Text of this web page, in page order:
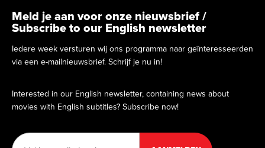
Meld je aan voor onze nieuwsbrief /
Subscribe to our English newsletter
Iedere week versturen wij ons programma naar geïnteresseerden
via een e-mailnieuwsbrief. Schrijf je nu in!
Interested in our English newsletter, containing news about
movies with English subtitles? Subscribe now!
E-